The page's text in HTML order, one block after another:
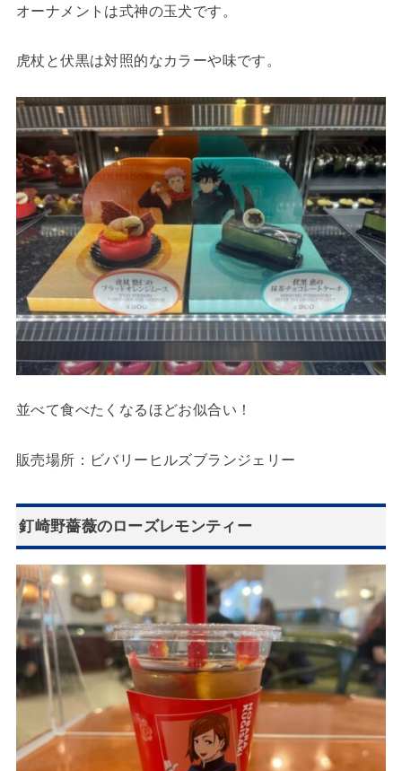
オーナメントは式神の玉犬です。
虎杖と伏黒は対照的なカラーや味です。
並べて食べたくなるほどお似合い！
販売場所：ビバリーヒルズブランジェリー
釘崎野薔薇のローズレモンティー